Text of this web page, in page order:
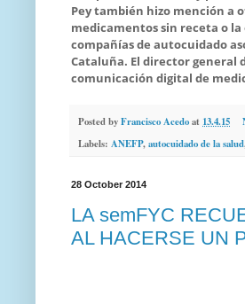
Pey también hizo mención a
medicamentos sin receta o
compañías de autocuidado
Cataluña. El director general
comunicación digital de
Posted byFrancisco Acedoat 13.4.15
Labels: ANEFP,autocuidado de la salud
28 October 2014
LA semFYC
AL HACERSE UN